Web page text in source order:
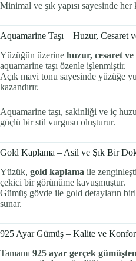
Minimal ve şık yapısı sayesinde
Aquamarine Taşı – Huzur, Cesaret
Yüzüğün üzerine huzur, cesaret ve
aquamarine taşı özenle işlenmiştir.
Açık mavi tonu sayesinde yüzüğe
kazandırır.
Aquamarine taşı, sakinliği ve iç
güçlü bir stil vurgusu oluşturur.
Gold Kaplama – Asil ve Şık Bir
Yüzük, gold kaplama ile
çekici bir görünüme kavuşmuştur.
Gümüş gövde ile gold detayların
sunar.
925 Ayar Gümüş – Kalite ve Konfor
Tamamı 925 ayar gerçek gümüşten